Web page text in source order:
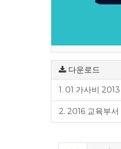
다운로드
1. 01 가사비
2. 2016 교육부